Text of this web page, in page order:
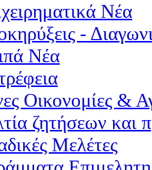
Νέα
-
Νέα
Οικονομίες &
ζητήσεων
Μελέτες